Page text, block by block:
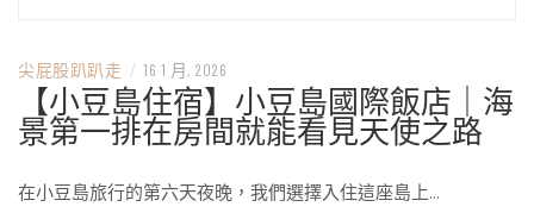
尖屁股趴趴走 / 16 1 月, 2026
【小豆島住宿】小豆島國際飯店｜海
景第一排在房間就能看見天使之路
在小豆島旅行的第六天夜晚，我們選擇入住這座島上…